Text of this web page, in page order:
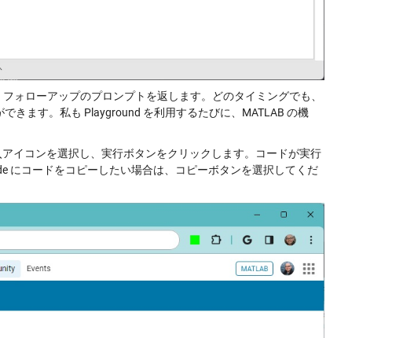
ォローアップのプロンプトを返します。どのタイミングでも、
きます。私も Playground を利用するたびに、MATLAB の機
イコンを選択し、実行ボタンをクリックします。コードが実行
にコードをコピーしたい場合は、コピーボタンを選択してくだ